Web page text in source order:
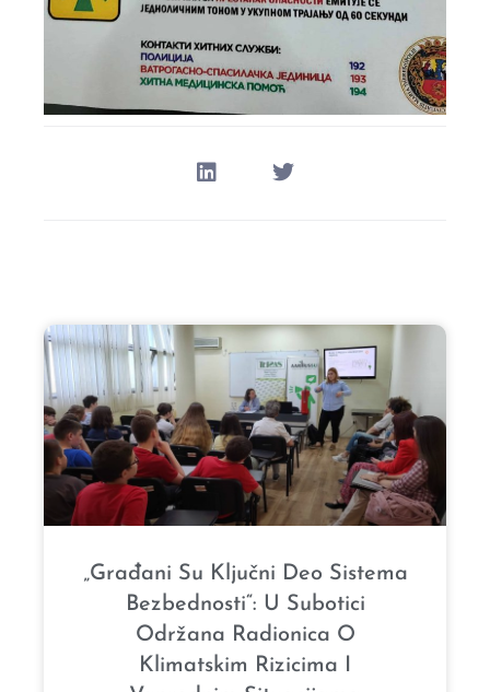
„Građani Su Ključni Deo Sistema
Bezbednosti“: U Subotici
Održana Radionica O
Klimatskim Rizicima I